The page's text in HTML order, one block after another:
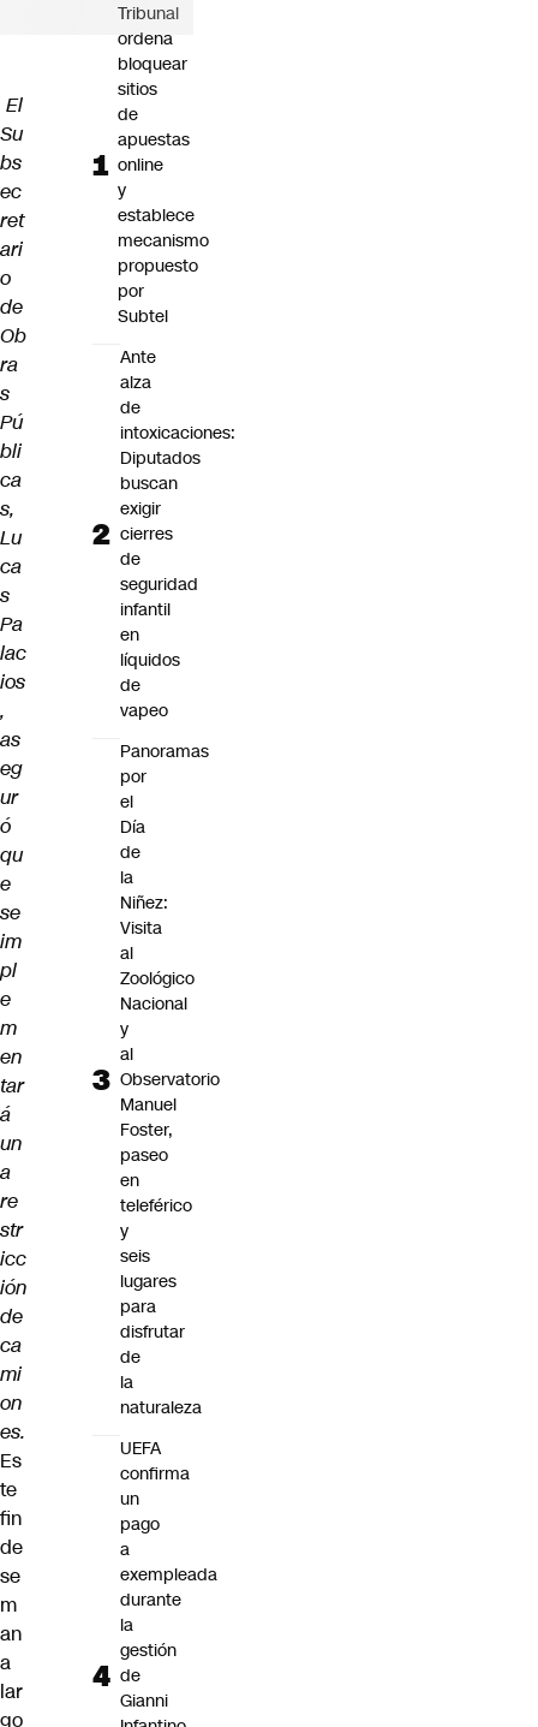
El
Su
bs
ec
ret
ari
o
de
Ob
ra
s
Pú
bli
ca
s,
Lu
ca
s
Pa
lac
ios
,
as
eg
ur
ó
qu
e
se
im
pl
e
m
en
tar
á
un
a
re
str
icc
ión
de
ca
mi
on
es.
Es
te
fin
de
se
m
an
a
lar
go
Tribunal
ordena
bloquear
sitios
de
apuestas
online
y
establece
mecanismo
propuesto
por
Subtel
Ante
alza
de
intoxicaciones:
Diputados
buscan
exigir
cierres
de
seguridad
infantil
en
líquidos
de
vapeo
Panoramas
por
el
Día
de
la
Niñez:
Visita
al
Zoológico
Nacional
y
al
Observatorio
Manuel
Foster,
paseo
en
teleférico
y
seis
lugares
para
disfrutar
de
la
naturaleza
UEFA
confirma
un
pago
a
exempleada
durante
la
gestión
de
Gianni